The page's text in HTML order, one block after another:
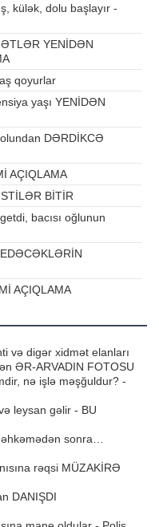
külək, dolu başlayır -
YENİDƏN
qoyurlar
yaşı YENİDƏN
DƏRDİKCƏ
AÇIQLAMA
BİTİR
bacısı oğlunun
AÇIQLAMA
və digər xidmət elanları
ƏR-ARVADIN FOTOSU
nə işlə məşğuldur? -
leysan gəlir - BU
sonra…
rəqsi MÜZAKİRƏ
DANIŞDI